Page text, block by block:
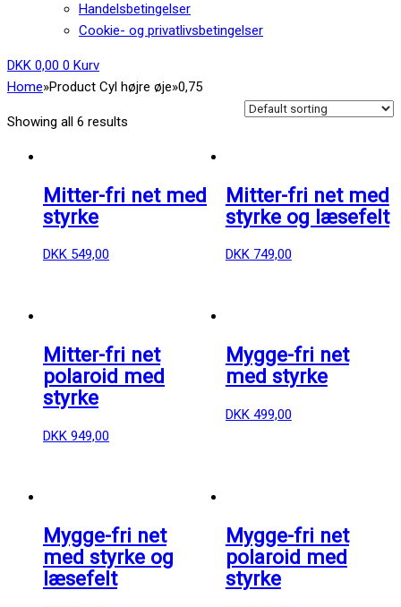
Handelsbetingelser
Cookie- og privatlivsbetingelser
DKK 0,00 0 Kurv
Home»Product Cyl højre øje»0,75
Showing all 6 results
Mitter-fri net med
styrke
DKK 549,00
Mitter-fri net med
styrke og læsefelt
DKK749,00
Mitter-fri net
polaroid med
styrke
DKK 949,00
Mygge-fri net
med styrke
DKK499,00
Mygge-fri net
med styrke og
læsefelt
Mygge-fri net
polaroid med
styrke